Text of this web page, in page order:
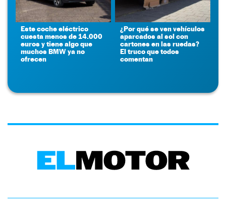
Este coche eléctrico
cuesta menos de 14.000
euros y tiene algo que
muchos BMW ya no
ofrecen
¿Por qué se ven vehículos
aparcados al sol con
cartones en las ruedas?
El truco que todos
comentan